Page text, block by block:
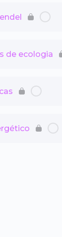
de ecologia